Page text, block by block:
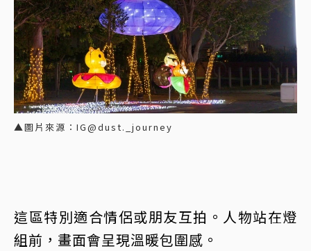
▲圖片來源：IG@dust._journey
這區特別適合情侶或朋友互拍。人物站在燈
組前，畫面會呈現溫暖包圍感。